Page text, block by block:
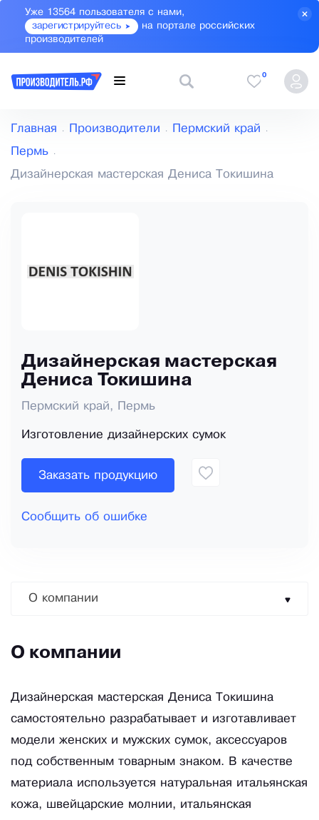
Уже 13564 пользователя с нами,
зарегистрируйтесь
на портале российских
производителей
0
Главная Производители Пермский край
Пермь
Дизайнерская мастерская Дениса Токишина
Дизайнерская мастерская
Дениса Токишина
Пермский край, Пермь
Изготовление дизайнерских сумок
Заказать продукцию
Сообщить об ошибке
О компании
О компании
Дизайнерская мастерская Дениса Токишина
cамостоятельно разрабатывает и изготавливает
модели женских и мужских сумок, аксессуаров
под собственным товарным знаком. В качестве
материала используется натуральная итальянская
кожа, швейцарские молнии, итальянская